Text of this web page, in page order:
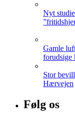
Nyt
Gamle
forudsige
Stor
Hærvejen
Følg os